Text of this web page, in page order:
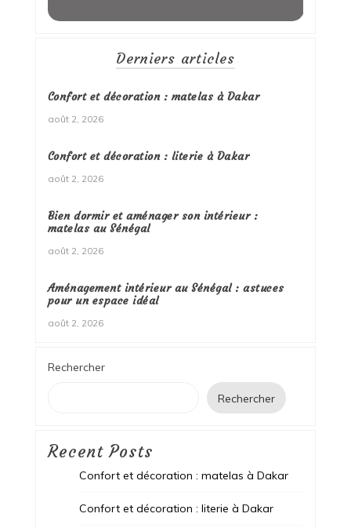
Derniers articles
Confort et décoration : matelas à Dakar
août 2, 2026
Confort et décoration : literie à Dakar
août 2, 2026
Bien dormir et aménager son intérieur :
matelas au Sénégal
août 2, 2026
Aménagement intérieur au Sénégal : astuces
pour un espace idéal
août 2, 2026
Rechercher
Rechercher
Recent Posts
Confort et décoration : matelas à Dakar
Confort et décoration : literie à Dakar